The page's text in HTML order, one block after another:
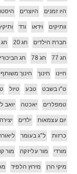
היו זמנים היוצרים
וותיקים וידאו ורד
חברת הילדים חג 20 חג 25
חג 77 חג 78 חג
חיינו חינוך חינוך משותף
ט"ו בשבט טבע טיול
טמפלרים יאכטה יואב
יום עצמאות ילדים יצירה
כרזות ל"ג בעומר
מורדי מור עליזקה מור
מיקי הרן מירוץ הלפיד